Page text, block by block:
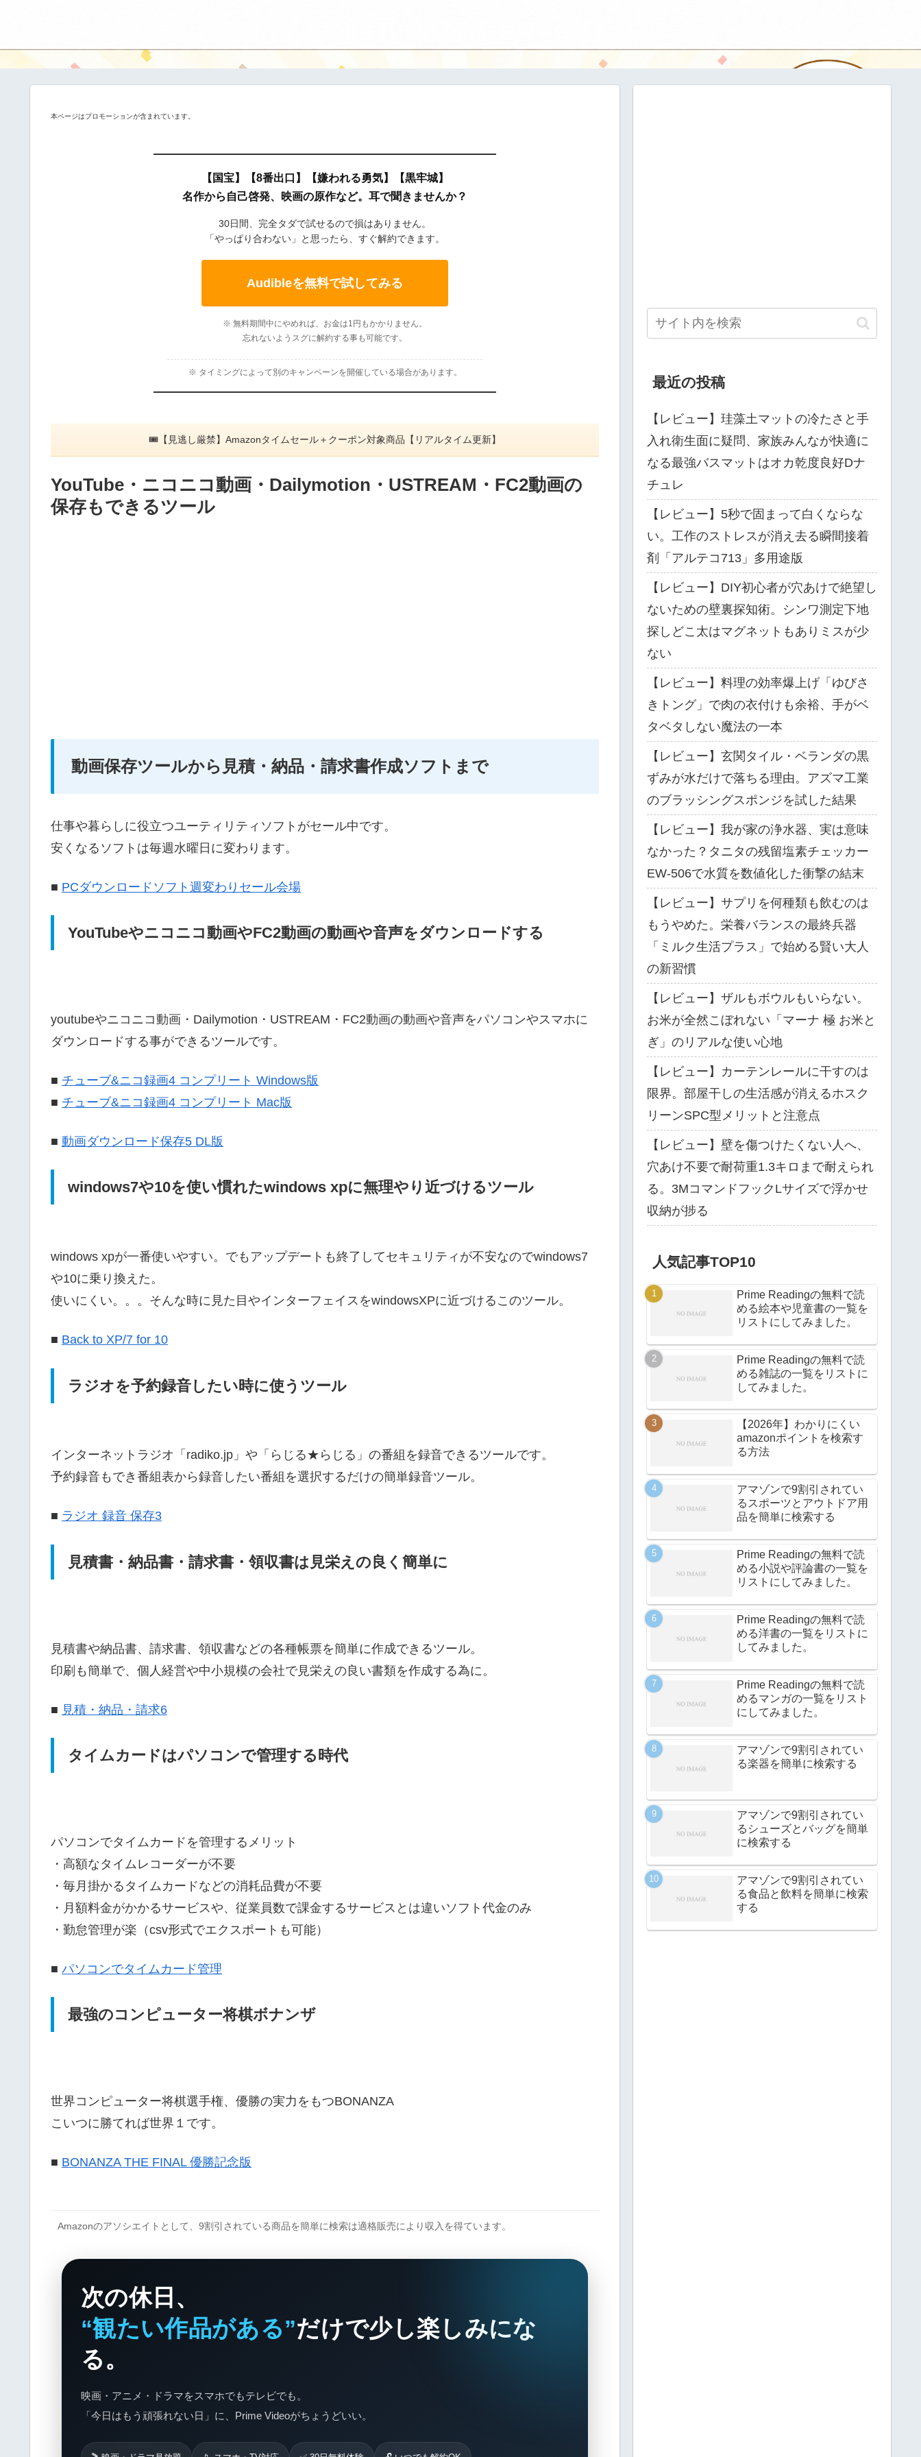
本ページはプロモーションが含まれています。
【国宝】【8番出口】【嫌われる勇気】【黒牢城】
名作から自己啓発、映画の原作など。耳で聞きませんか？
30日間、完全タダで試せるので損はありません。
「やっぱり合わない」と思ったら、すぐ解約できます。
Audibleを無料で試してみる
※ 無料期間中にやめれば、お金は1円もかかりません。
忘れないようスグに解約する事も可能です。
※ タイミングによって別のキャンペーンを開催している場合があります。
🎟【見逃し厳禁】Amazonタイムセール＋クーポン対象商品【リアルタイム更新】
YouTube・ニコニコ動画・Dailymotion・USTREAM・FC2動画の
保存もできるツール
動画保存ツールから見積・納品・請求書作成ソフトまで
仕事や暮らしに役立つユーティリティソフトがセール中です。
安くなるソフトは毎週水曜日に変わります。
■ PCダウンロードソフト週変わりセール会場
YouTubeやニコニコ動画やFC2動画の動画や音声をダウンロードする
youtubeやニコニコ動画・Dailymotion・USTREAM・FC2動画の動画や音声をパソコンやスマホに
ダウンロードする事ができるツールです。
■ チューブ&ニコ録画4 コンプリート Windows版
■ チューブ&ニコ録画4 コンプリート Mac版
■ 動画ダウンロード保存5 DL版
windows7や10を使い慣れたwindows xpに無理やり近づけるツール
windows xpが一番使いやすい。でもアップデートも終了してセキュリティが不安なのでwindows7
や10に乗り換えた。
使いにくい。。。そんな時に見た目やインターフェイスをwindowsXPに近づけるこのツール。
■ Back to XP/7 for 10
ラジオを予約録音したい時に使うツール
インターネットラジオ「radiko.jp」や「らじる★らじる」の番組を録音できるツールです。
予約録音もでき番組表から録音したい番組を選択するだけの簡単録音ツール。
■ ラジオ 録音 保存3
見積書・納品書・請求書・領収書は見栄えの良く簡単に
見積書や納品書、請求書、領収書などの各種帳票を簡単に作成できるツール。
印刷も簡単で、個人経営や中小規模の会社で見栄えの良い書類を作成する為に。
■ 見積・納品・請求6
タイムカードはパソコンで管理する時代
パソコンでタイムカードを管理するメリット
・高額なタイムレコーダーが不要
・毎月掛かるタイムカードなどの消耗品費が不要
・月額料金がかかるサービスや、従業員数で課金するサービスとは違いソフト代金のみ
・勤怠管理が楽（csv形式でエクスポートも可能）
■ パソコンでタイムカード管理
最強のコンピューター将棋ボナンザ
世界コンピューター将棋選手権、優勝の実力をもつBONANZA
こいつに勝てれば世界１です。
■ BONANZA THE FINAL 優勝記念版
Amazonのアソシエイトとして、9割引されている商品を簡単に検索は適格販売により収入を得ています。
次の休日、
“観たい作品がある”だけで少し楽しみにな
る。
映画・アニメ・ドラマをスマホでもテレビでも。
「今日はもう頑張れない日」に、Prime Videoがちょうどいい。
最近の投稿
【レビュー】珪藻土マットの冷たさと手
入れ衛生面に疑問、家族みんなが快適に
なる最強バスマットはオカ乾度良好Dナ
チュレ
【レビュー】5秒で固まって白くならな
い。工作のストレスが消え去る瞬間接着
剤「アルテコ713」多用途版
【レビュー】DIY初心者が穴あけで絶望し
ないための壁裏探知術。シンワ測定下地
探しどこ太はマグネットもありミスが少
ない
【レビュー】料理の効率爆上げ「ゆびさ
きトング」で肉の衣付けも余裕、手がベ
タベタしない魔法の一本
【レビュー】玄関タイル・ベランダの黒
ずみが水だけで落ちる理由。アズマ工業
のブラッシングスポンジを試した結果
【レビュー】我が家の浄水器、実は意味
なかった？タニタの残留塩素チェッカー
EW-506で水質を数値化した衝撃の結末
【レビュー】サプリを何種類も飲むのは
もうやめた。栄養バランスの最終兵器
「ミルク生活プラス」で始める賢い大人
の新習慣
【レビュー】ザルもボウルもいらない。
お米が全然こぼれない「マーナ 極 お米と
ぎ」のリアルな使い心地
【レビュー】カーテンレールに干すのは
限界。部屋干しの生活感が消えるホスク
リーンSPC型メリットと注意点
【レビュー】壁を傷つけたくない人へ、
穴あけ不要で耐荷重1.3キロまで耐えられ
る。3MコマンドフックLサイズで浮かせ
収納が捗る
人気記事TOP10
Prime Readingの無料で読
める絵本や児童書の一覧を
リストにしてみました。
Prime Readingの無料で読
める雑誌の一覧をリストに
してみました。
【2026年】わかりにくい
amazonポイントを検索す
る方法
アマゾンで9割引されてい
るスポーツとアウトドア用
品を簡単に検索する
Prime Readingの無料で読
める小説や評論書の一覧を
リストにしてみました。
Prime Readingの無料で読
める洋書の一覧をリストに
してみました。
Prime Readingの無料で読
めるマンガの一覧をリスト
にしてみました。
アマゾンで9割引されてい
る楽器を簡単に検索する
アマゾンで9割引されてい
るシューズとバッグを簡単
に検索する
アマゾンで9割引されてい
る食品と飲料を簡単に検索
する